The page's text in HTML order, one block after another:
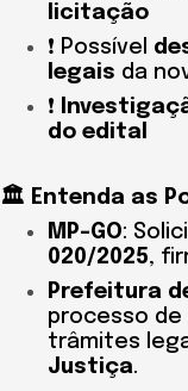
licitação
❗ Possível
legais da
❗
do edital
🏛️ Entenda as
MP-GO:
020/2025,
Prefeitura
processo
trâmites
Justiça.